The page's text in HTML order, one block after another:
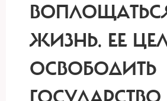
ЖИЗНЬ. ЕЕ
ОСВОБОДИТЬ